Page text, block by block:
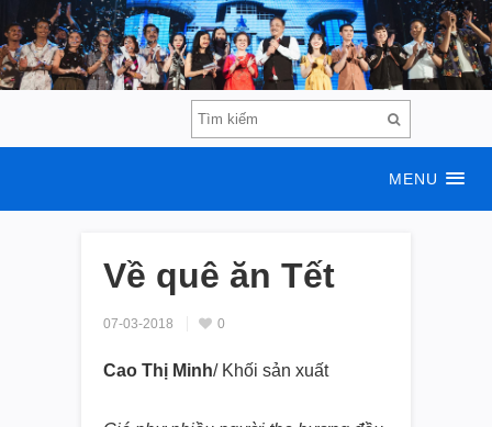
MENU
Về quê ăn Tết
07-03-2018 0
Cao Thị Minh/ Khối sản xuất